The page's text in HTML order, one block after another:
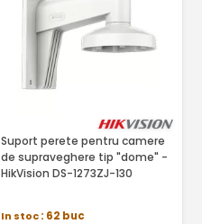
Suport perete pentru camere
de supraveghere tip "dome" -
HikVision DS-1273ZJ-130
In stoc: 62 buc